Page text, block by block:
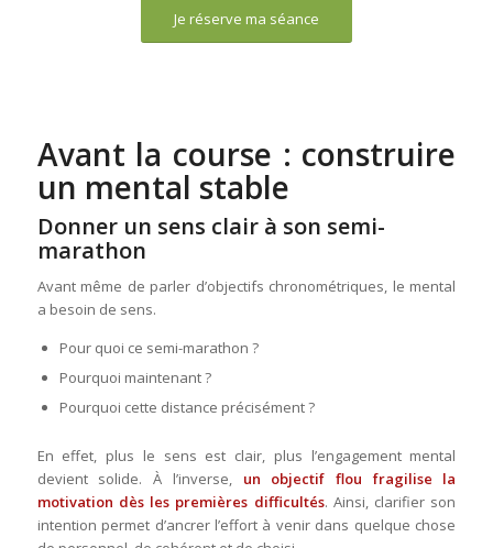
Je réserve ma séance
Avant la course : construire
un mental stable
Donner un sens clair à son semi-
marathon
Avant même de parler d’objectifs chronométriques, le mental
a besoin de sens.
Pour quoi ce semi-marathon ?
Pourquoi maintenant ?
Pourquoi cette distance précisément ?
En effet, plus le sens est clair, plus l’engagement mental
devient solide. À l’inverse, un objectif flou fragilise la
motivation dès les premières difficultés. Ainsi, clarifier son
intention permet d’ancrer l’effort à venir dans quelque chose